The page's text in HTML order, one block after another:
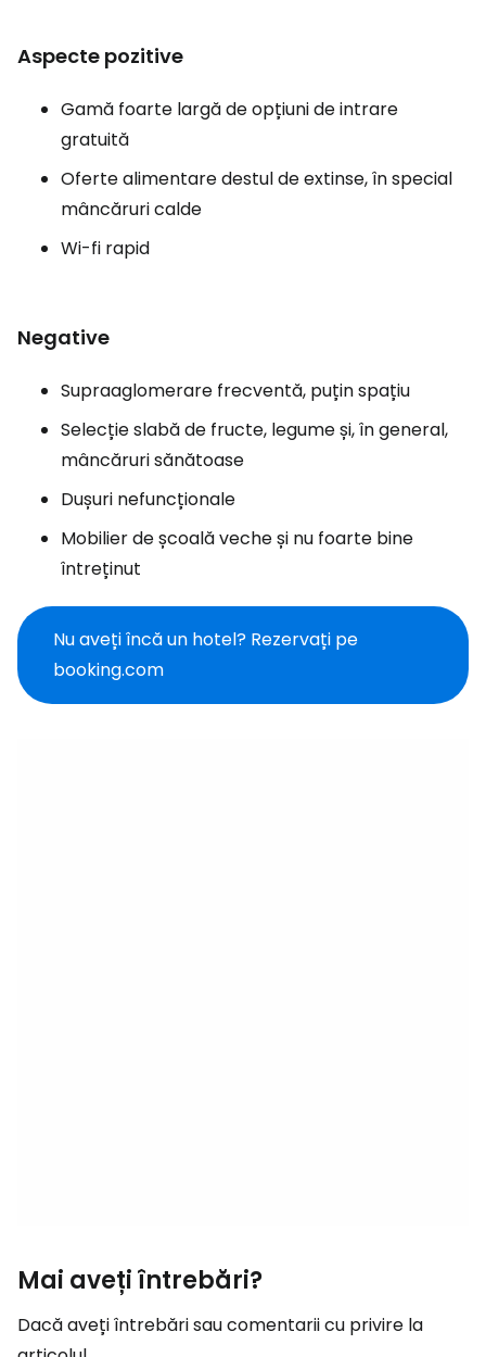
Aspecte pozitive
Gamă foarte largă de opțiuni de intrare
gratuită
Oferte alimentare destul de extinse, în special
mâncăruri calde
Wi-fi rapid
Negative
Supraaglomerare frecventă, puțin spațiu
Selecție slabă de fructe, legume și, în general,
mâncăruri sănătoase
Dușuri nefuncționale
Mobilier de școală veche și nu foarte bine
întreținut
Nu aveți încă un hotel? Rezervați pe
booking.com
Mai aveți întrebări?
Dacă aveți întrebări sau comentarii cu privire la